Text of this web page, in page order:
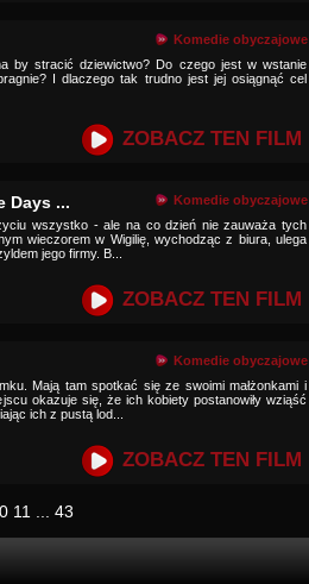
Komedie obyczajowe
by stracić dziewictwo? Do czego jest w wstanie
I dlaczego tak trudno jest jej osiągnąć cel
ZOBACZ TEN FILM
Days ...
Komedie obyczajowe
wszystko - ale na co dzień nie zauważa tych
wieczorem w Wigilię, wychodząc z biura, ulega
jego firmy. B...
ZOBACZ TEN FILM
Komedie obyczajowe
Mają tam spotkać się ze swoimi małżonkami i
okazuje się, że ich kobiety postanowiły wziąść
ich z pustą lod...
ZOBACZ TEN FILM
11 43